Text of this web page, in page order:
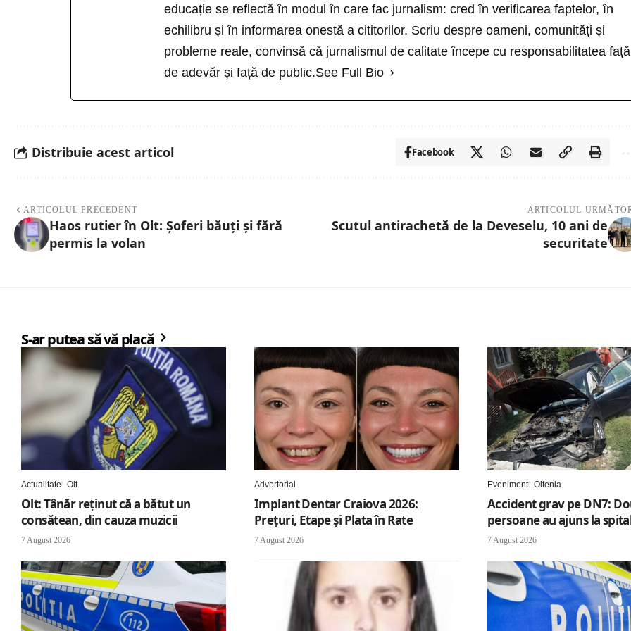
educație se reflectă în modul în care fac jurnalism: cred în verificarea faptelor, în
echilibru și în informarea onestă a cititorilor. Scriu despre oameni, comunități și
probleme reale, convinsă că jurnalismul de calitate începe cu responsabilitatea față
de adevăr și față de public.See Full Bio
Distribuie acest articol Facebook
ARTICOLUL PRECEDENT
Haos rutier în Olt: Șoferi băuți și fără
permis la volan
ARTICOLUL
Scutul antirachetă de la Deveselu, 10 ani de
securitate
S-ar putea să vă placă
Actualitate Olt
Olt: Tânăr reţinut că a bătut un
consătean, din cauza muzicii
7 August 2026
Advertorial
Implant Dentar Craiova 2026:
Preţuri, Etape şi Plata în Rate
7 August 2026
Eveniment Oltenia
Accident grav pe DN7:
persoane au ajuns la
7 August 2026